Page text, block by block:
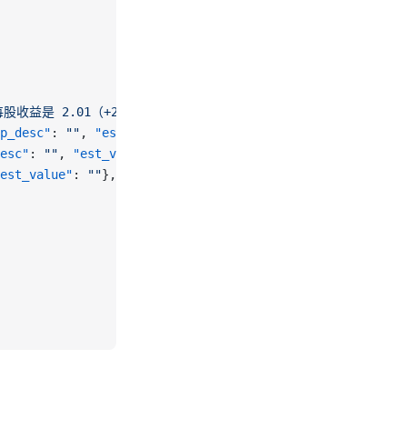
收益是 2.01（+21.82%）。"
: "" , "est_value"
: "" , "est_value"
: ""},